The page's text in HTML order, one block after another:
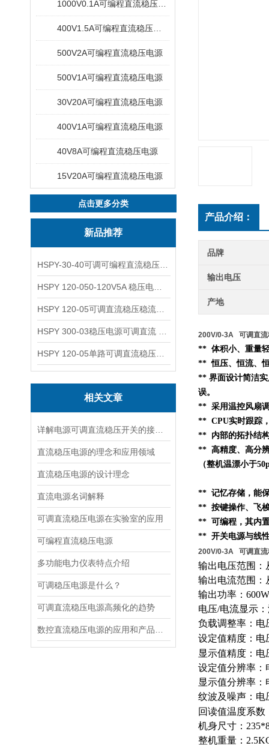
500V2A可编程直流稳压电源
500V1A可编程直流稳压电源
30V20A可编程直流稳压电源
400V1A可编程直流稳压电源
40V8A可编程直流稳压电源
15V20A可编程直流稳压电源
点击更多分类
新品推荐
相关文章
直流稳压电源的理念和应用领域
直流稳压电源的设计理念
直流电源名词解释
可调直流稳压电源在实验室的应用
可编程直流稳压电源
多功能电力仪表特点介绍
可调稳压电源是什么？
可调直流稳压电源高频化的趋势
产品介绍：
品牌
输出电压
产地
200V/0-3A 可调直流
** 体积小、重量
** 恒压、恒流、
** 界面设计简洁
误。
** 采用温控风扇
** CPU实时跟踪
** 内部的拓扑结
** 高精度、高分
（整机温漂小于
** 记忆存储，能
** 按键操作、飞
** 可编程，其内
** 开关电源与线
200V/0-3A 可调直
输出电压范围：
输出电流范围：
输出功率：600W
电压/电流显示
负载调整率：电
设定值精度：电
显示值精度：电
设定值分辨率：
显示值分辨率：
纹波及噪声：电
回读值温度系数
机身尺寸：
整机重量：